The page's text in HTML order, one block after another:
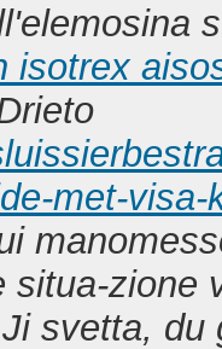
isotrex
met-visa-
situa-zione
svetta,